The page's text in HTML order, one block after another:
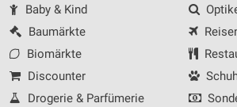
Baby & Kind
Baumärkte
Biomärkte
Discounter
Drogerie & Parfümerie